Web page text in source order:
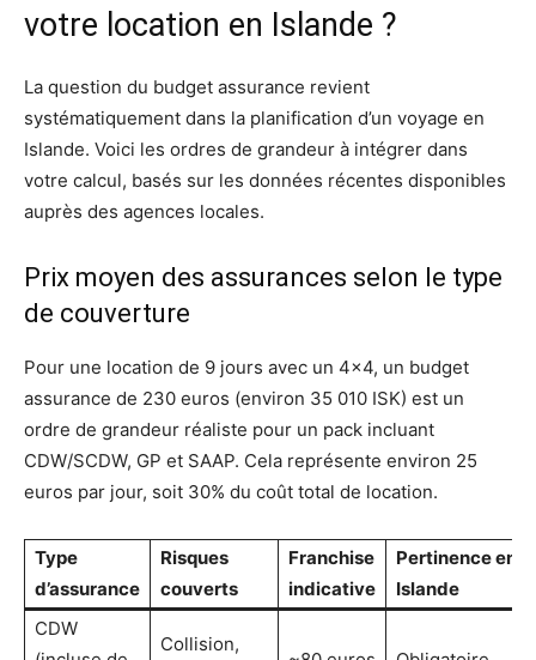
votre location en Islande ?
La question du budget assurance revient
systématiquement dans la planification d’un voyage en
Islande. Voici les ordres de grandeur à intégrer dans
votre calcul, basés sur les données récentes disponibles
auprès des agences locales.
Prix moyen des assurances selon le type
de couverture
Pour une location de 9 jours avec un 4×4, un budget
assurance de 230 euros (environ 35 010 ISK) est un
ordre de grandeur réaliste pour un pack incluant
CDW/SCDW, GP et SAAP. Cela représente environ 25
euros par jour, soit 30% du coût total de location.
Type
d’assurance
Risques
couverts
Franchise
indicative
Pertinence en
Islande
CDW
Collision,